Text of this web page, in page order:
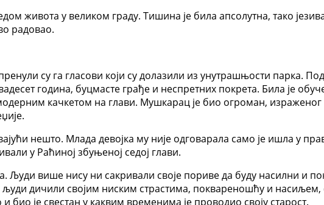
живота у великом граду. Тишина је била апсолутна, тако
радовао.
су га гласови који су долазили из унутрашњости парка.
година, буцмасте грађе и неспретних покрета. Била је
качкетом на глави. Мушкарац је био огроман,
нешто. Млада девојка му није одговарала само је ишла у
у Раћиној збуњеној седој глави.
Људи више нису ни сакривали своје пориве да буду насилни и
људи дичили својим ниским страстима, поквареношћу и
је свестан у каквим временима је проводио своју старост.